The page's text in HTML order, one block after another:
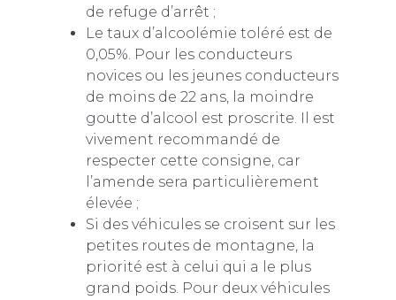
de refuge d’arrêt ;
Le taux d’alcoolémie toléré est de
0,05%. Pour les conducteurs
novices ou les jeunes conducteurs
de moins de 22 ans, la moindre
goutte d’alcool est proscrite. Il est
vivement recommandé de
respecter cette consigne, car
l’amende sera particulièrement
élevée ;
Si des véhicules se croisent sur les
petites routes de montagne, la
priorité est à celui qui a le plus
grand poids. Pour deux véhicules